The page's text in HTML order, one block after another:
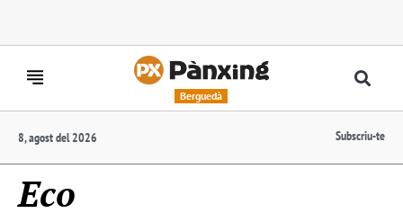
Berguedà
8, agost del 2026 Subscriu-te
Eco